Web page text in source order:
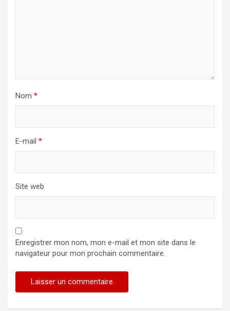
Nom *
E-mail *
Site web
Enregistrer mon nom, mon e-mail et mon site dans le
navigateur pour mon prochain commentaire.